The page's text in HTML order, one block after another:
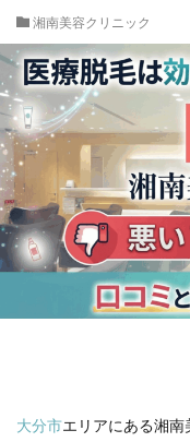
湘南美容クリニック
大分市エリアにある湘